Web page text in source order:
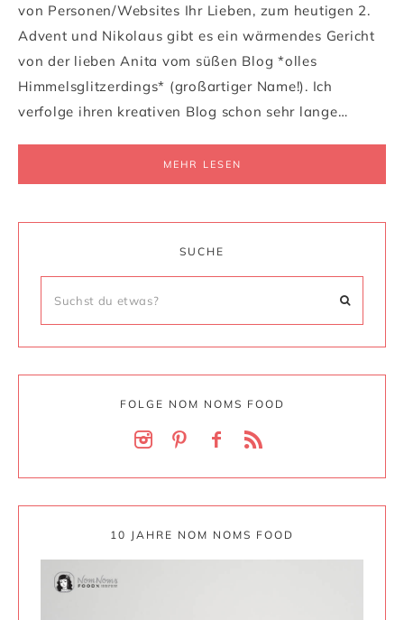
von Personen/Websites Ihr Lieben, zum heutigen 2.
Advent und Nikolaus gibt es ein wärmendes Gericht
von der lieben Anita vom süßen Blog *olles
Himmelsglitzerdings* (großartiger Name!). Ich
verfolge ihren kreativen Blog schon sehr lange…
MEHR LESEN
SUCHE
FOLGE NOM NOMS FOOD
10 JAHRE NOM NOMS FOOD